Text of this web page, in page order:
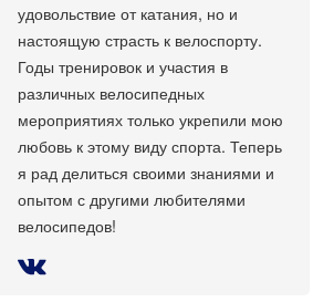
удовольствие от катания, но и
настоящую страсть к велоспорту.
Годы тренировок и участия в
различных велосипедных
мероприятиях только укрепили мою
любовь к этому виду спорта. Теперь
я рад делиться своими знаниями и
опытом с другими любителями
велосипедов!